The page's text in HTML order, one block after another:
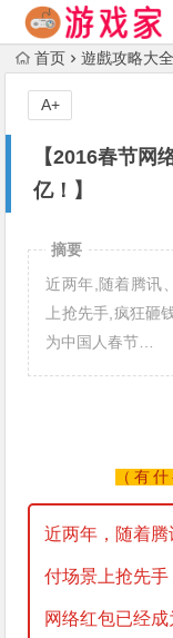
首页 遊戲攻略大全
【2016春节网
亿！】
A+
摘要
近两年,随着腾讯
上抢先手,疯狂砸
为中国人春节…
（有
近两年，随着
付场景上抢先手
网络红包已经